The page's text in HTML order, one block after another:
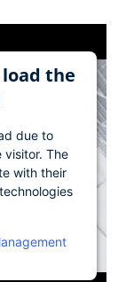
the
due to
The
with their